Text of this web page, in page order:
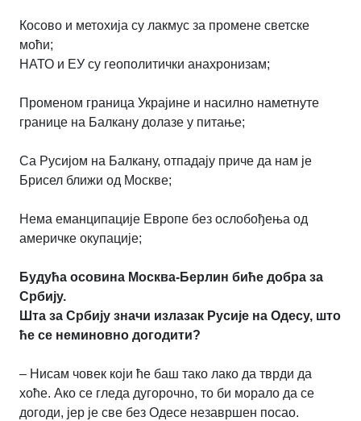
Косово и метохија су лакмус за промене светске
моћи;
НАТО и ЕУ су геополитички анахронизам;
Променом граница Украјине и насилно наметнуте
границе на Балкану долазе у питање;
Са Русијом на Балкану, отпадају приче да нам је
Брисел ближи од Москве;
Нема еманципације Европе без ослобођења од
америчке окупације;
Будућа осовина Москва-Берлин биће добра за
Србију.
Шта за Србију значи излазак Русије на Одесу, што
ће се неминовно догодити?
– Нисам човек који ће баш тако лако да тврди да
хоће. Ако се гледа дугорочно, то би морало да се
догоди, јер је све без Одесе незавршен посао.